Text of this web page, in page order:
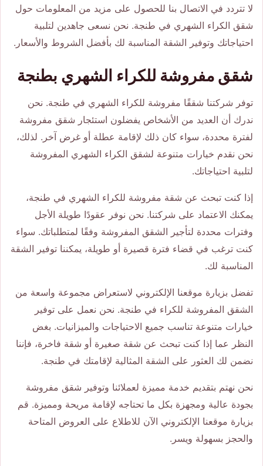
لا تتردد في الاتصال بنا للحصول على مزيد من المعلومات حول
شقق الكراء الشهري في طنجة. نحن نسعى جاهدين لتلبية
احتياجاتك وتوفير الشقة المناسبة لك بأفضل الشروط والأسعار.
شقق مفروشة للكراء الشهري بطنجة
توفر شركتنا شققًا مفروشة للكراء الشهري في طنجة. نحن
ندرك أن العديد من الأشخاص يفضلون استئجار شقق مفروشة
لفترة محددة، سواء كان ذلك لإقامة عطلة أو غرض آخر. لذلك،
نحن نقدم خيارات متنوعة لشقق الكراء الشهري المفروشة
لتلبية احتياجاتك.
إذا كنت تبحث عن شقة مفروشة للكراء الشهري في طنجة،
يمكنك الاعتماد على شركتنا. نحن نوفر عقودًا طويلة الأجل
وفترات محددة لتأجير الشقق المفروشة وفقًا لمتطلباتك. سواء
كنت ترغب في قضاء فترة قصيرة أو طويلة، يمكننا توفير الشقة
المناسبة لك.
تفضل بزيارة موقعنا الإلكتروني لاستعراض مجموعة واسعة من
الشقق المفروشة للكراء في طنجة. نحن نعمل على توفير
خيارات متنوعة تناسب جميع الاحتياجات والميزانيات. بغض
النظر عما إذا كنت تبحث عن شقة صغيرة أو شقة فاخرة، فإننا
نضمن لك العثور على الشقة المثالية لإقامتك في طنجة.
نحن نهتم بتقديم خدمة مميزة لعملائنا وتوفير شقق مفروشة
بجودة عالية ومجهزة بكل ما تحتاجه لإقامة مريحة ومميزة. قم
بزيارة موقعنا الإلكتروني الآن للاطلاع على العروض المتاحة
والحجز بسهولة ويسر.